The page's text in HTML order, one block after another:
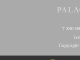
〒330-
Copyright